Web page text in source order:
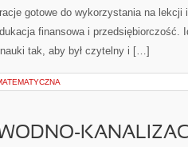
gotowe do wykorzystania na lekcji
finansowa i przedsiębiorczość.
tak, aby był czytelny i […]
WODNO-